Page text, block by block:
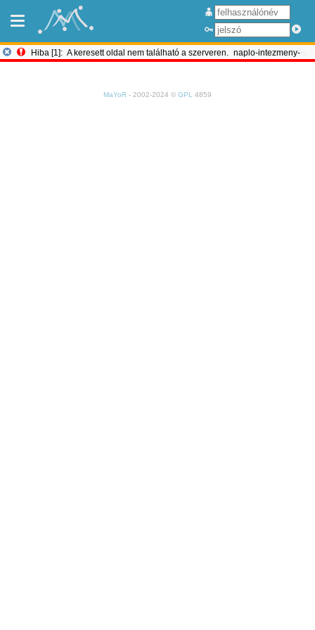
Bejelentkezés
Hiba [1]: A keresett oldal nem található a szerveren. naplo-intezmeny-
MaYoR - 2002-2024 © GPL 4859